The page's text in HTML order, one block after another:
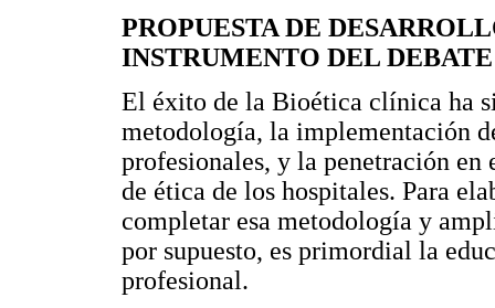
PROPUESTA DE
INSTRUMENTO DEL
El éxito de la Bioética clínica ha
metodología, la implementación
profesionales, y la penetración en
de ética de los hospitales. Para
completar esa metodología y
por supuesto, es primordial la
profesional.